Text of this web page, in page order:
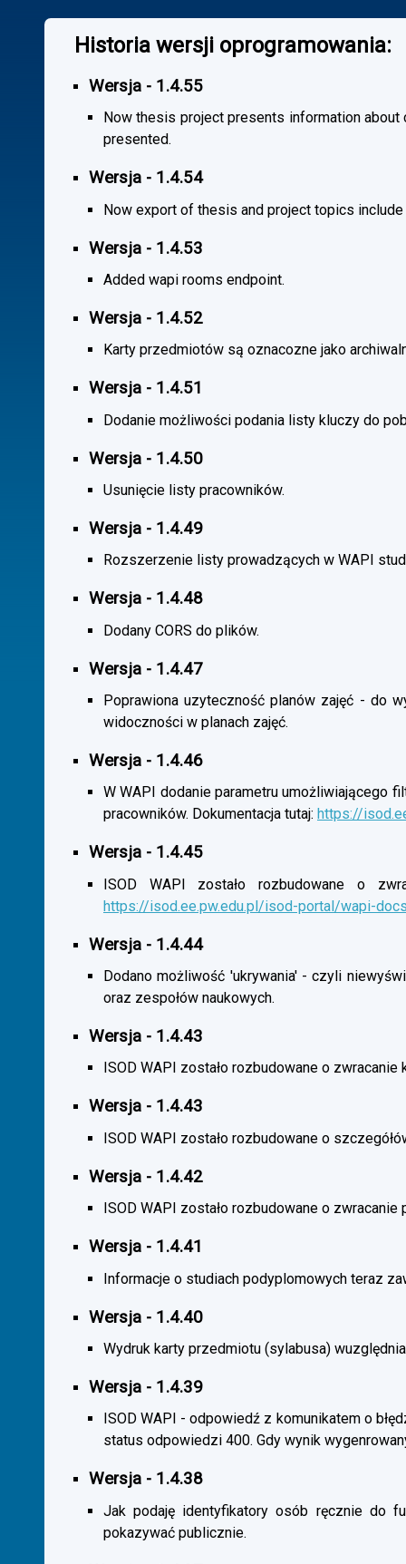
Historia wersji oprogramowania:
Wersja - 1.4.55
Now thesis project presents information
presented.
Wersja - 1.4.54
Now export of thesis and project topics
Wersja - 1.4.53
Added wapi rooms endpoint.
Wersja - 1.4.52
Karty przedmiotów są oznacozne jako
Wersja - 1.4.51
Dodanie możliwości podania listy kluczy do
Wersja - 1.4.50
Usunięcie listy pracowników.
Wersja - 1.4.49
Rozszerzenie listy prowadzących w WAPI
Wersja - 1.4.48
Dodany CORS do plików.
Wersja - 1.4.47
Poprawiona uzyteczność planów zajęć - do
widoczności w planach zajęć.
Wersja - 1.4.46
W WAPI dodanie parametru umożliwiającego
pracowników. Dokumentacja tutaj: https://
Wersja - 1.4.45
ISOD WAPI zostało rozbudowane o
https://isod.ee.pw.edu.pl/isod-portal/wapi-
Wersja - 1.4.44
Dodano możliwość 'ukrywania' - czyli
oraz zespołów naukowych.
Wersja - 1.4.43
ISOD WAPI zostało rozbudowane o
Wersja - 1.4.43
ISOD WAPI zostało rozbudowane o
Wersja - 1.4.42
ISOD WAPI zostało rozbudowane o zwracanie
Wersja - 1.4.41
Informacje o studiach podyplomowych teraz
Wersja - 1.4.40
Wydruk karty przedmiotu (sylabusa)
Wersja - 1.4.39
ISOD WAPI - odpowiedź z komunikatem o
status odpowiedzi 400. Gdy wynik
Wersja - 1.4.38
Jak podaję identyfikatory osób ręcznie do
pokazywać publicznie.